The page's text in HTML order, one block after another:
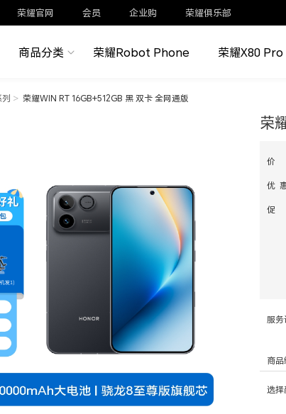
荣耀官网 会员 企业购 荣耀俱乐部
商品分类 荣耀Robot Phone 荣耀X80
> 荣耀WIN RT 16GB+512GB 黑 双卡 全网通版
荣
价
优
促
服务
商品
选择